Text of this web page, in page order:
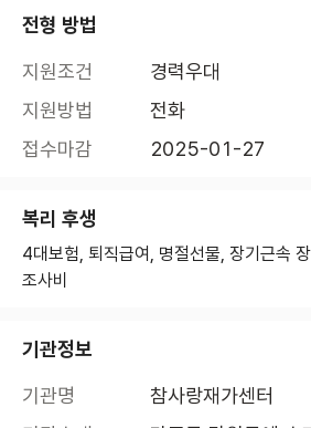
전형 방법
지원조건
경력우대
지원방법
전화
접수마감
2025-01-27
복리 후생
4대보험, 퇴직급여, 명절선물, 장기근속
조사비
기관정보
기관명
참사랑재가센터